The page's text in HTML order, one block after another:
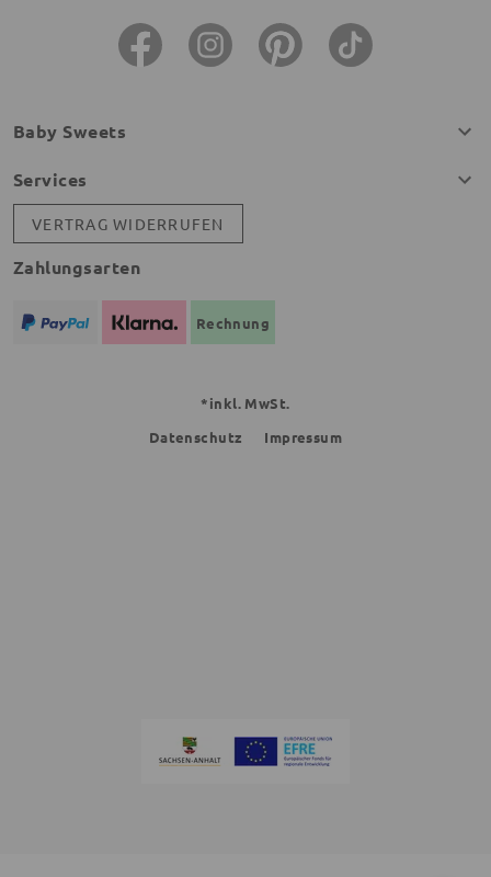
Baby Sweets
Services
VERTRAG WIDERRUFEN
Zahlungsarten
Rechnung
*inkl. MwSt.
Datenschutz
Impressum